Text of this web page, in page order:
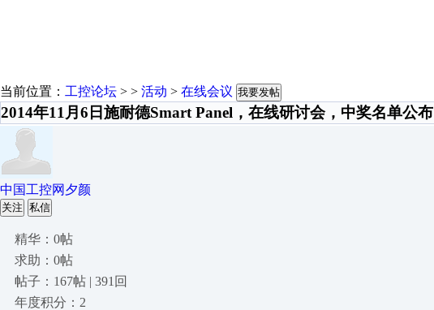
当前位置： 工控论坛 > > 活动 > 在线会议 我要发帖
2014年11月6日施耐德Smart Panel，在线研讨会，中奖名单公布
中国工控网夕颜
关注 私信
精华：0帖
求助：0帖
帖子：167帖 | 391回
年度积分：2